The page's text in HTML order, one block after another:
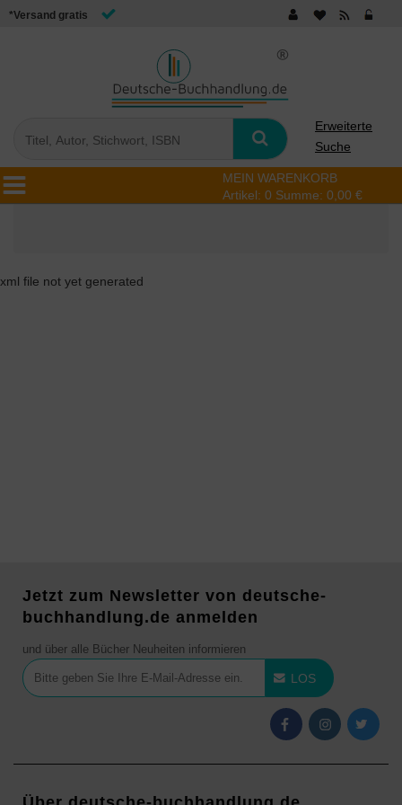
*Versand gratis
Erweiterte
Suche
MEIN WARENKORB
Artikel: 0 Summe: 0,00 €
xml file not yet generated
Jetzt zum Newsletter von deutsche-
buchhandlung.de anmelden
und über alle Bücher Neuheiten informieren
LOS